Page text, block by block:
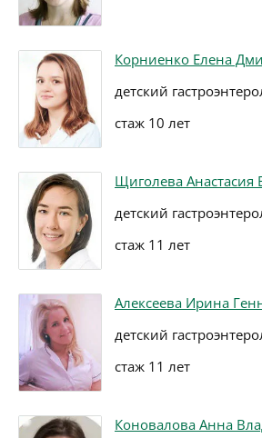
Корниенко Елена
детский
стаж 10 лет
Щиголева Анастасия
детский
стаж 11 лет
Алексеева Ирина
детский
стаж 11 лет
Коновалова Анна